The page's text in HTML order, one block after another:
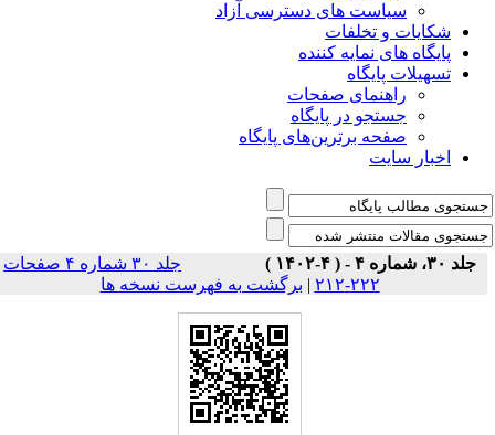
سیاست های دسترسی آزاد
شکایات و تخلفات
پایگاه های نمایه کننده
تسهیلات پایگاه
راهنمای صفحات
جستجو در پایگاه
صفحه برترین‌های پایگاه
اخبار سایت
جلد ۳۰، شماره ۴ - ( ۴-۱۴۰۲ )
جلد ۳۰ شماره ۴ صفحات
۲۲۲-۲۱۲
|برگشت به فهرست نسخه ها